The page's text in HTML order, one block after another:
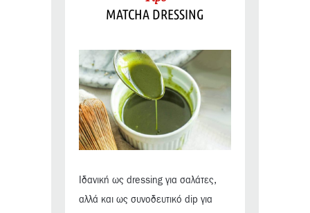
MATCHA DRESSING
Ιδανική ως dressing για σαλάτες,
αλλά και ως συνοδευτικό dip για